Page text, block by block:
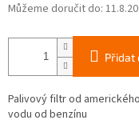
Můžeme doručit do:
Přidat
Palivový filtr od
vodu od benzínu